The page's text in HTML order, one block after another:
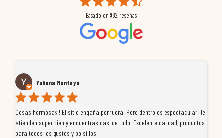
Basado en 982 reseñas
Yuliana Montoya
Cosas hermosas!! El sitio engaña por fuera! Pero dentro es espectacular! Te
atienden super bien y encuentras casi de todo! Excelente calidad, productos
para todos los gustos y bolsillos